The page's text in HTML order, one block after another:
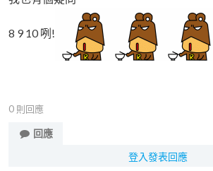
8 9 10 咧!
0 則回應
回應
登入發表回應